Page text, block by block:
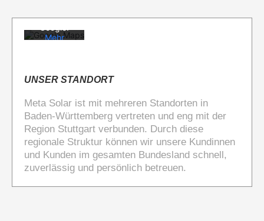
g von
Mehr
laden
Google
Maps immer
entsperren
UNSER STANDORT
Meta Solar ist mit mehreren Standorten in
Baden-Württemberg vertreten und eng mit der
Region Stuttgart verbunden. Durch diese
regionale Struktur können wir unsere Kundinnen
und Kunden im gesamten Bundesland schnell,
zuverlässig und persönlich betreuen.